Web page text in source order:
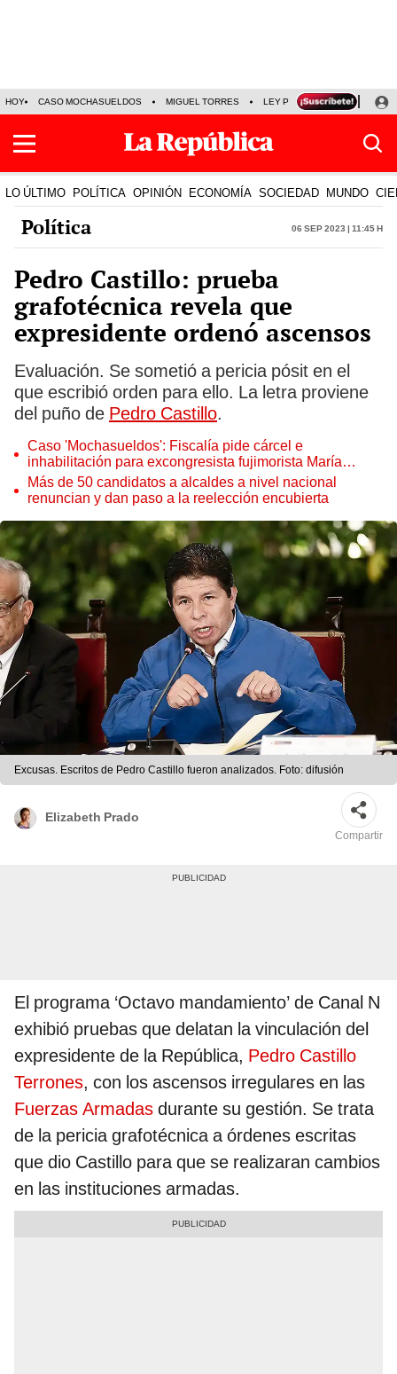
HOY CASO MOCHASUELDOS MIGUEL TORRES LEY PULPÍN PRECIO DEL
LO ÚLTIMO POLÍTICA OPINIÓN ECONOMÍA SOCIEDAD MUNDO
Política 06 Sep 2023 | 11:45 h
Pedro Castillo: prueba
grafotécnica revela que
expresidente ordenó ascensos
Evaluación. Se sometió a pericia pósit en el
que escribió orden para ello. La letra proviene
del puño de Pedro Castillo.
Caso 'Mochasueldos': Fiscalía pide cárcel e
inhabilitación para excongresista fujimorista María
Cordero Jon Tay
Más de 50 candidatos a alcaldes a nivel nacional
renuncian y dan paso a la reelección encubierta
Excusas. Escritos de Pedro Castillo fueron analizados. Foto: difusión
Elizabeth Prado
Compartir
El programa ‘Octavo mandamiento’ de Canal N
exhibió pruebas que delatan la vinculación del
expresidente de la República, Pedro Castillo
Terrones, con los ascensos irregulares en las
Fuerzas Armadas durante su gestión. Se trata
de la pericia grafotécnica a órdenes escritas
que dio Castillo para que se realizaran cambios
en las instituciones armadas.